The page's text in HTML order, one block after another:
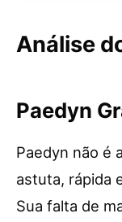
Análise
Paedyn
Paedyn não é
astuta, rápida
Sua falta de